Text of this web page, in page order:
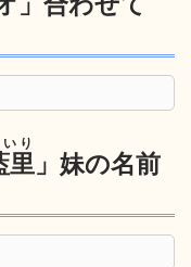
里
いり
」妹の名前